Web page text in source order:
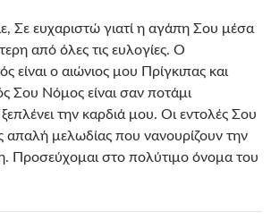
Σε ευχαριστώ γιατί η αγάπη Σου μέσα
από όλες τις ευλογίες. Ο
είναι ο αιώνιος μου Πρίγκιπας και
Σου Νόμος είναι σαν ποτάμι
την καρδιά μου. Οι εντολές Σου
απαλή μελωδίας που νανουρίζουν την
Προσεύχομαι στο πολύτιμο όνομα του